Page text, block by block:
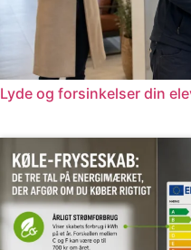
Lyde og forsinkelser din